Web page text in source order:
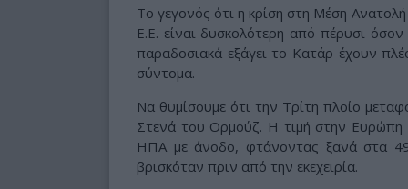
Το γεγονός ότι η κρίση στη Μέση
Ε.Ε. είναι δυσκολότερη από πέρυσι
παραδοσιακά εξάγει το Κατάρ έχουν
σύντομα.
Να θυμίσουμε ότι την Τρίτη πλοίο
Στενά του Ορμούζ. Η τιμή στην Ευρώπη
ΗΠΑ με άνοδο, φτάνοντας ξανά στα
βρισκόταν πριν από την εκεχειρία.